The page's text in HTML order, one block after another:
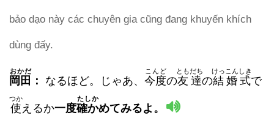
bảo dạo này các chuyên gia cũng đang khuyến khích
dùng đấy.
岡田
おかだ
： なるほど。じゃあ、 今度
こんど
の友達
ともだち
の結婚式
けっこんしき
で
使
つか
えるか一度確か
たしか
めてみるよ。